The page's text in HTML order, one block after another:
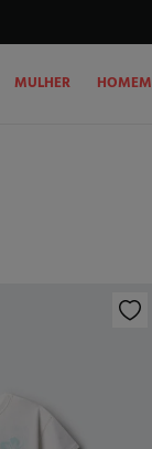
MULHER HOMEM